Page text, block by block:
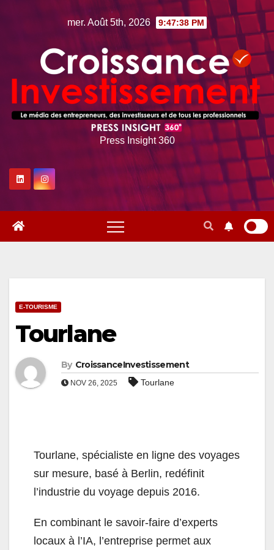
mer. Août 5th, 2026 9:47:38 PM
Press Insight 360
E-TOURISME
Tourlane
By CroissanceInvestissement
NOV 26, 2025 Tourlane
Tourlane, spécialiste en ligne des voyages
sur mesure, basé à Berlin, redéfinit
l’industrie du voyage depuis 2016.
En combinant le savoir-faire d’experts
locaux à l’IA, l’entreprise permet aux